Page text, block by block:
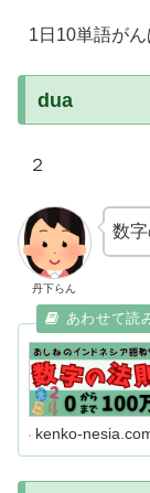
1日10単語がん
dua
２
丹下らん
数
kenko-